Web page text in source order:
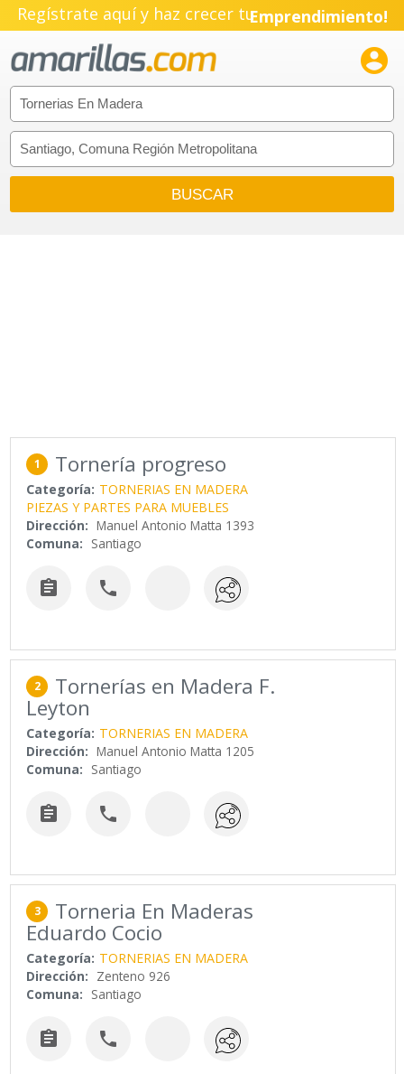
Regístrate aquí y haz crecer tuEmprendimiento!

1 Tornería progreso
Categoría: TORNERIAS EN MADERA
PIEZAS Y PARTES PARA MUEBLES
Dirección: Manuel Antonio Matta 1393
Comuna: Santiago
 
2 Tornerías en Madera F.
Leyton
Categoría: TORNERIAS EN MADERA
Dirección: Manuel Antonio Matta 1205
Comuna: Santiago
 
3 Torneria En Maderas
Eduardo Cocio
Categoría: TORNERIAS EN MADERA
Dirección: Zenteno 926
Comuna: Santiago
 